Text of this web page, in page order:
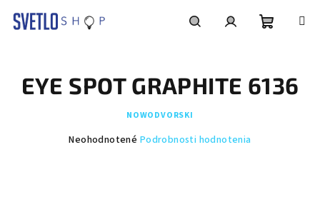
košík
EYE SPOT GRAPHITE 6136
NOWODVORSKI
Priemerné
Neohodnotené Podrobnosti hodnotenia